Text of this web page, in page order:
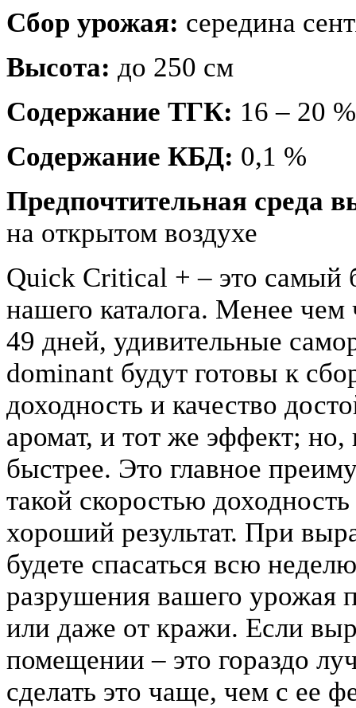
Сбор урожая: середина
Высота: до 250 см
Содержание ТГК: 16 – 20 %
Содержание КБД: 0,1 %
Предпочтительная среда
на открытом воздухе
Quick Critical + – это самый
нашего каталога. Менее
49 дней, удивительные
dominant будут готовы к
доходность и качество
аромат, и тот же эффект;
быстрее. Это главное
такой скоростью
хороший результат. При
будете спасаться всю
разрушения вашего урожая
или даже от кражи. Если
помещении – это гораздо
сделать это чаще, чем с ее